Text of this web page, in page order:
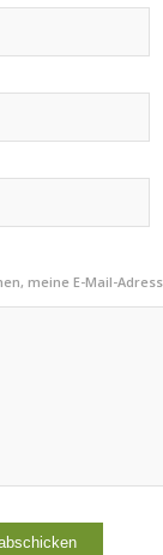
meine E-Mail-